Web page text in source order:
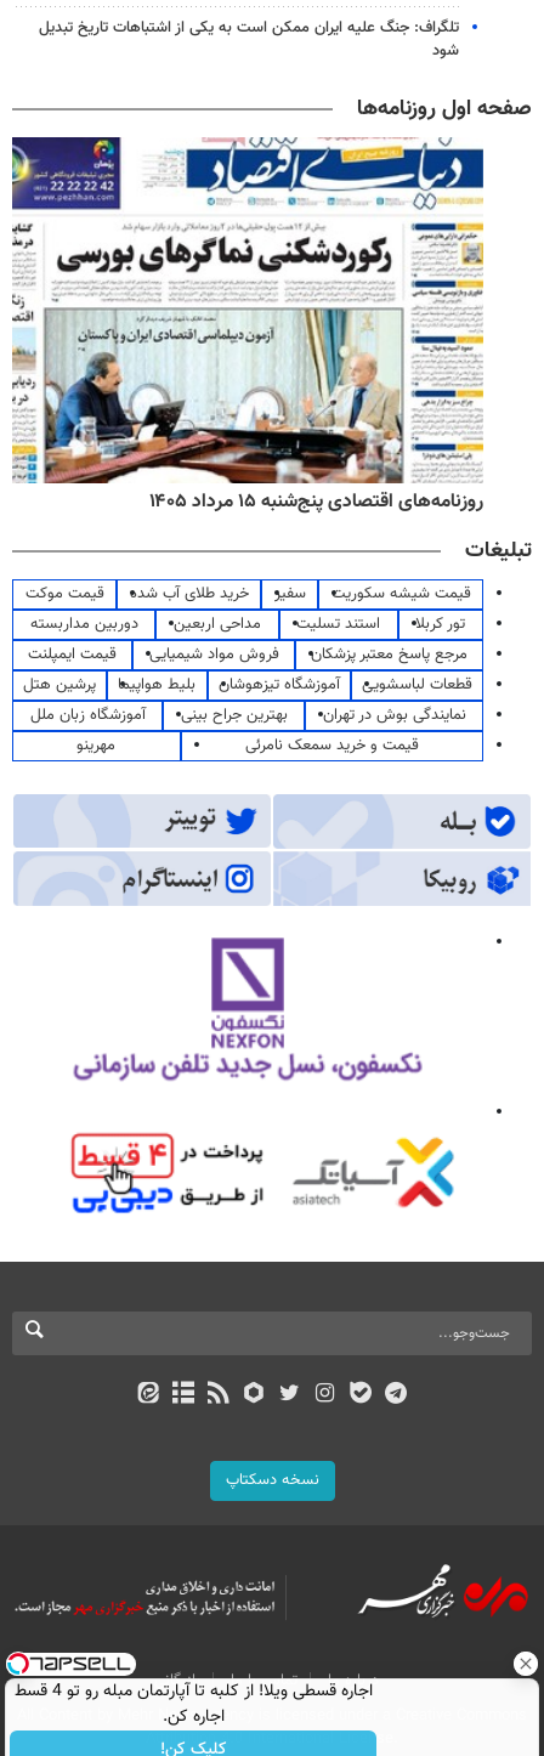
تلگراف: جنگ علیه ایران ممکن است به یکی از اشتباهات تاریخ تبدیل
شود
صفحه اول روزنامه‌ها
روزنامه‌های اقتصادی پنج‌شنبه ۱۵ مرداد ۱۴۰۵
تبلیغات
قیمت شیشه سکوریت سفیر خرید طلای آب شده
قیمت موکت
تور کربلا
استند تسلیت مداحی اربعین
دوربین مداربسته
مرجع پاسخ معتبر پزشکان
فروش مواد شیمیایی
قیمت ایمپلنت
قطعات لباسشویی
آموزشگاه تیزهوشان بلیط هواپیما
پرشین هتل
نمایندگی بوش در تهران
بهترین جراح بینی
آموزشگاه زبان ملل
قیمت و خرید سمعک نامرئی
مهرینو
نسخه دسکتاپ
درباره ما تماس با ما
بازرگانی
All Content by Mehr News Agency is licensed under a Creative Commons
Attribution 4.0 International License.
اجاره‌ قسطی ویلا! از کلبه تا آپارتمان مبله رو تو 4 قسط
اجاره کن.
کلیک کن!